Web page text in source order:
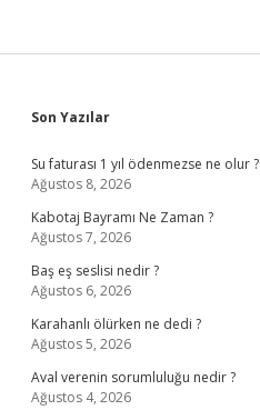
Sidebar
Son Yazılar
Su faturası 1 yıl ödenmezse ne olur ?
Ağustos 8, 2026
Kabotaj Bayramı Ne Zaman ?
Ağustos 7, 2026
Baş eş seslisi nedir ?
Ağustos 6, 2026
Karahanlı ölürken ne dedi ?
Ağustos 5, 2026
Aval verenin sorumluluğu nedir ?
Ağustos 4, 2026